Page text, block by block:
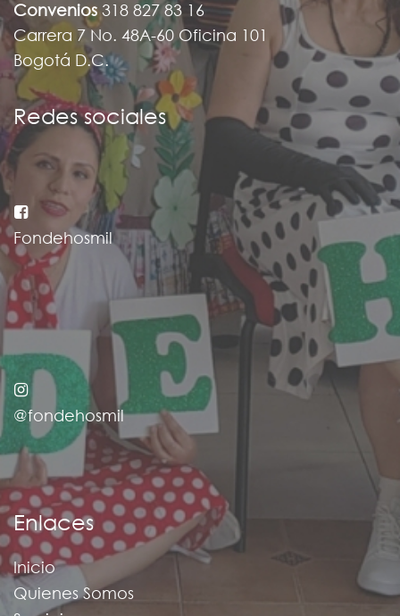
Convenios 318 827 83 16
Carrera 7 No. 48A-60 Oficina 101
Bogotá D.C.
Redes sociales
Fondehosmil
@fondehosmil
Enlaces
Inicio
Quienes Somos